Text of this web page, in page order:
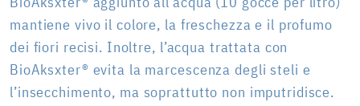
mantiene vivo il colore, la freschezza e il profumo
dei fiori recisi. Inoltre, l’acqua trattata con
BioAksxter® evita la marcescenza degli steli e
l’insecchimento, ma soprattutto non imputridisce.